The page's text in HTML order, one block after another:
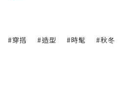
#穿搭 #造型 #時髦 #秋冬